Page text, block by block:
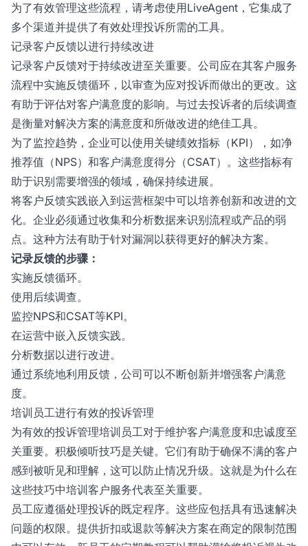
为了有效管理这些流程，请考虑使用LiveAgent，它集成了
多个渠道并提供了有效处理投诉所需的工具。
记录客户反馈以进行持续改进
记录客户反馈对于持续改进至关重要。公司应在其客户服务
流程中实施反馈循环，以审查为应对投诉而做出的更改。这
有助于评估对客户满意度的影响。与过去投诉者的后续调查
是衡量对解决方案的满意度和所做改进的绝佳工具。
为了监控趋势，企业可以使用关键绩效指标（KPI），如净
推荐值（NPS）和客户满意度得分（CSAT）。这些指标有
助于识别需要增强的领域，确保持续进展。
将客户反馈实践嵌入到运营框架中可以培养创新和改进的文
化。企业必须通过收集和分析数据来识别流程或产品的弱
点。这种方法有助于针对漏洞以获得更好的解决方案。
记录反馈的步骤：
实施反馈循环。
使用后续调查。
监控NPS和CSAT等KPI。
在运营中嵌入反馈实践。
分析数据以进行改进。
通过系统地利用反馈，公司可以不断创新并增强客户满意
度。
培训员工进行有效的投诉管理
为有效的投诉管理培训员工对于维护客户满意度和忠诚度至
关重要。积极倾听技巧是关键。它们有助于确保不满的客户
感到被听见和理解，这可以防止情况升级。这就是为什么在
这些技巧中培训客户服务代表至关重要。
员工应遵循处理投诉的既定程序。这些应包括具有迅速解决
问题的权限。提供折扣或退款等解决方案在商定的限制范围